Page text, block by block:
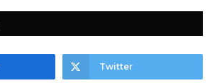
Twitter